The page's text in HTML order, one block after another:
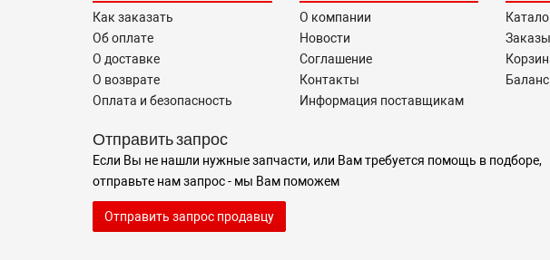
Как заказать
Об оплате
О доставке
О возврате
Оплата и безопасность
О компании
Новости
Соглашение
Контакты
Информация поставщикам
Заказы
Баланс
Отправить запрос
Если Вы не нашли нужные запчасти, или Вам требуется помощь в подборе,
отправьте нам запрос - мы Вам поможем
Отправить запрос продавцу